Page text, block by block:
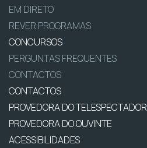
EM DIRETO
REVER PROGRAMAS
CONCURSOS
PERGUNTAS FREQUENTES
CONTACTOS
CONTACTOS
PROVEDORA DO TELESPECTADOR
PROVEDORA DO OUVINTE
ACESSIBILIDADES